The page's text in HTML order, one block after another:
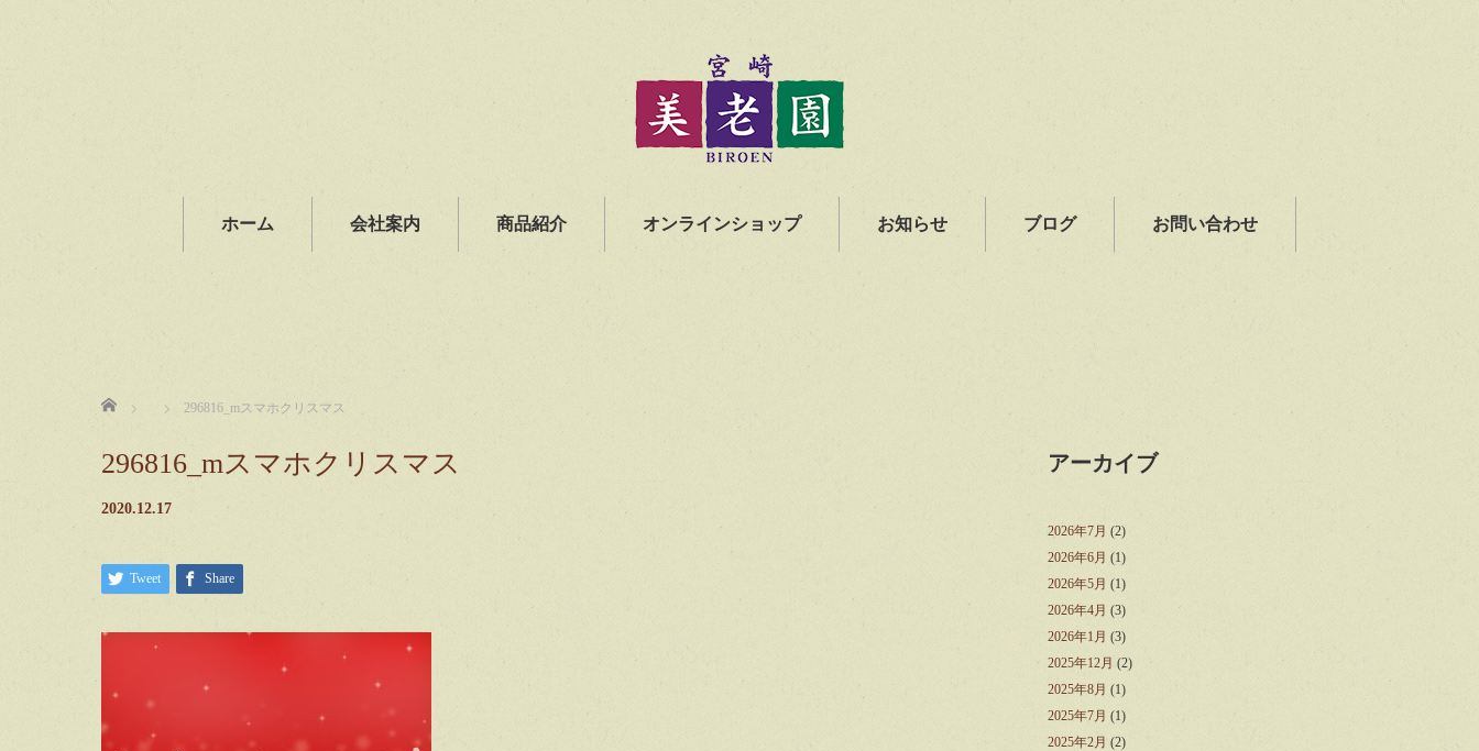
ホーム 会社案内 商品紹介 オンラインショップ お知らせ ブログ お問い合わせ
ホーム 296816_mスマホクリスマス
296816_mスマホクリスマス
2020.12.17
Tweet Share
アーカイブ
2026年7月 (2)
2026年6月 (1)
2026年5月 (1)
2026年4月 (3)
2026年1月 (3)
2025年12月 (2)
2025年8月 (1)
2025年7月 (1)
2025年2月 (2)